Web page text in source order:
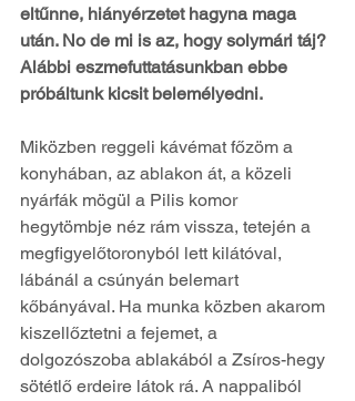
eltűnne, hiányérzetet hagyna maga
után. No de mi is az, hogy solymári táj?
Alábbi eszmefuttatásunkban ebbe
próbáltunk kicsit belemélyedni.
Miközben reggeli kávémat főzöm a
konyhában, az ablakon át, a közeli
nyárfák mögül a Pilis komor
hegytömbje néz rám vissza, tetején a
megfigyelőtoronyból lett kilátóval,
lábánál a csúnyán belemart
kőbányával. Ha munka közben akarom
kiszellőztetni a fejemet, a
dolgozószoba ablakából a Zsíros-hegy
sötétlő erdeire látok rá. A nappaliból